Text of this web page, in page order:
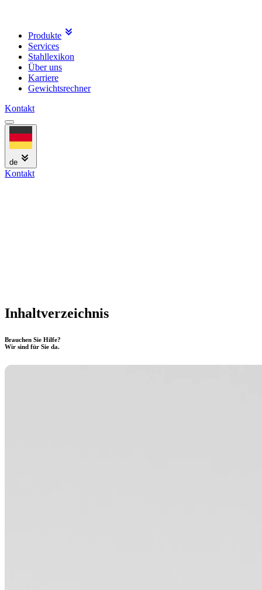
Produkte
Services
Stahllexikon
Über uns
Karriere
Gewichtsrechner
Kontakt
de
Kontakt
Inhaltverzeichnis
Brauchen Sie Hilfe?
Wir sind für Sie da.